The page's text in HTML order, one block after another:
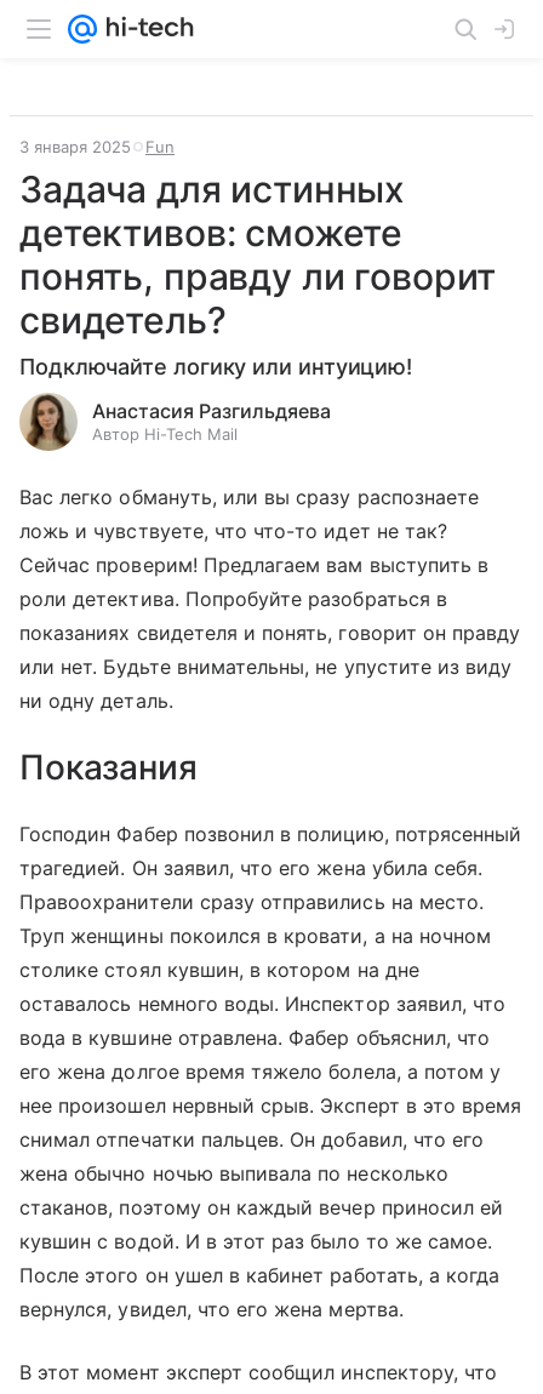
3 января 2025 Fun
Задача для истинных
детективов: сможете
понять, правду ли говорит
свидетель?
Подключайте логику или интуицию!
Анастасия Разгильдяева
Автор Hi-Tech Mail
Вас легко обмануть, или вы сразу распознаете
ложь и чувствуете, что что-то идет не так?
Сейчас проверим! Предлагаем вам выступить в
роли детектива. Попробуйте разобраться в
показаниях свидетеля и понять, говорит он правду
или нет. Будьте внимательны, не упустите из виду
ни одну деталь.
Показания
Господин Фабер позвонил в полицию, потрясенный
трагедией. Он заявил, что его жена убила себя.
Правоохранители сразу отправились на место.
Труп женщины покоился в кровати, а на ночном
столике стоял кувшин, в котором на дне
оставалось немного воды. Инспектор заявил, что
вода в кувшине отравлена. Фабер объяснил, что
его жена долгое время тяжело болела, а потом у
нее произошел нервный срыв. Эксперт в это время
снимал отпечатки пальцев. Он добавил, что его
жена обычно ночью выпивала по несколько
стаканов, поэтому он каждый вечер приносил ей
кувшин с водой. И в этот раз было то же самое.
После этого он ушел в кабинет работать, а когда
вернулся, увидел, что его жена мертва.
В этот момент эксперт сообщил инспектору, что